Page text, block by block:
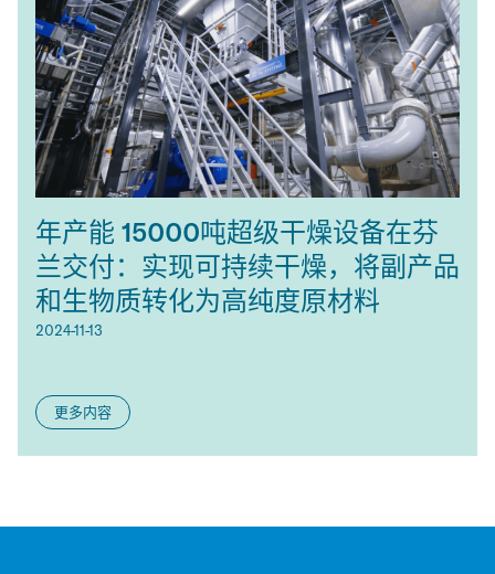
年产能 15000吨超级干燥设备在芬
兰交付：实现可持续干燥，将副产品
和生物质转化为高纯度原材料
2024-11-13
更多内容